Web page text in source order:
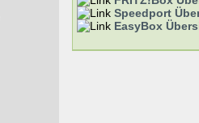
Speedport
EasyBox